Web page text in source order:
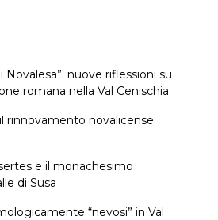
Novalesa”: nuove riflessioni su
romana nella Val Cenischia
il rinnovamento novalicense
e il monachesimo
di Susa
“nevosi” in Val